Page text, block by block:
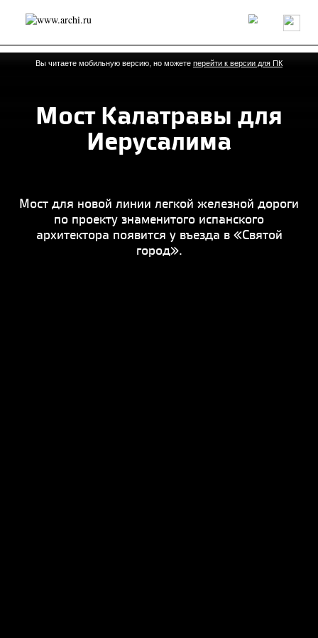
Россия Мир Технологии Интерьер Пресса
Архитекторы
Проекты
Конкурсы События Книги Вакансии
send.project Анонсы конкурсов
Блог
Интервью Исследование
Мнение
Объект
Результаты конкурса
Книги
Наследие Образование
Урбанистика
Вы читаете мобильную версию, но можете перейти к версии для ПК
Мост Калатравы для
Иерусалима
Мост для новой линии легкой железной дороги
по проекту знаменитого испанского
архитектора появится у въезда в «Святой
город».